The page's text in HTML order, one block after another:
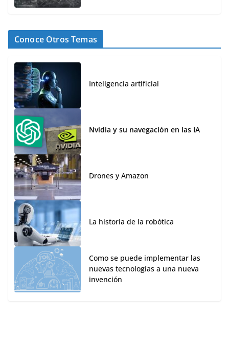
Conoce Otros Temas
Inteligencia artificial
Nvidia y su navegación en las IA
Drones y Amazon
La historia de la robótica
Como se puede implementar las
nuevas tecnologías a una nueva
invención